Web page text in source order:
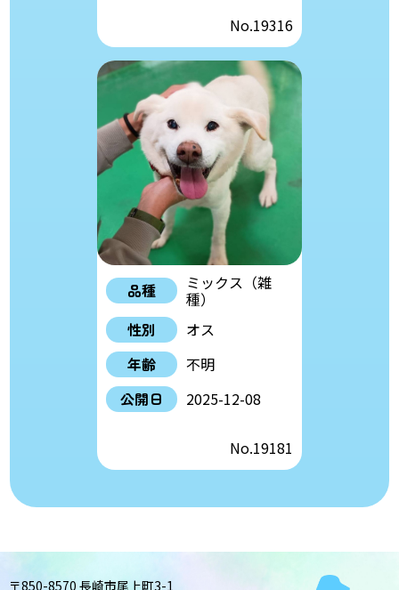
No.19316
品種 ミックス（雑
種）
性別
オス
年齢
不明
公開日
2025-12-08
No.19181
〒850-8570 長崎市尾上町3-1